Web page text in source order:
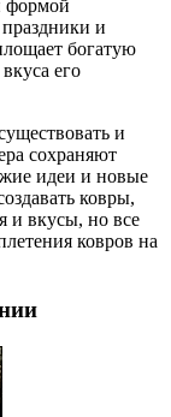
формой
и
богатую
его
и
сохраняют
идеи и новые
ковры,
и вкусы, но все
ковров на